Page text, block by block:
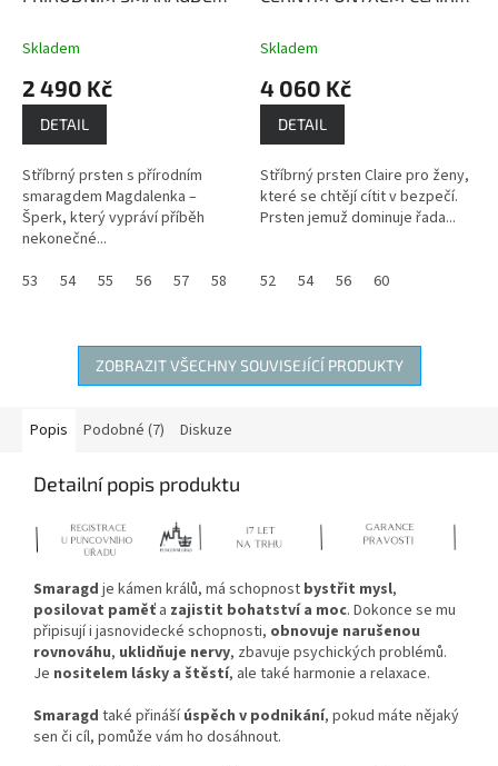
kámen bohatství a moci
Skladem
2 490 Kč
DETAIL
Stříbrný prsten s přírodním
smaragdem Magdalenka –
Šperk, který vypráví příběh
nekonečné...
53
54 55 56 57 58 59 60 61
ochrany
Skladem
4 060 Kč
DETAIL
Stříbrný prsten Claire pro ženy,
které se chtějí cítit v bezpečí.
Prsten jemuž dominuje řada...
52 54 56 60
ZOBRAZIT VŠECHNY SOUVISEJÍCÍ PRODUKTY
Popis Podobné (7) Diskuze
Detailní popis produktu
Smaragd je kámen králů, má schopnost bystřit mysl,
posilovat paměť a zajistit bohatství a moc. Dokonce se mu
připisují i jasnovidecké schopnosti, obnovuje narušenou
rovnováhu, uklidňuje nervy, zbavuje psychických problémů.
Je nositelem lásky a štěstí, ale také harmonie a relaxace.
Smaragd také přinášíúspěch v podnikání, pokud máte nějaký
sen či cíl, pomůže vám ho dosáhnout.